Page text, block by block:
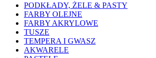
PODKŁADY, ŻELE & PASTY
FARBY OLEJNE
FARBY AKRYLOWE
TUSZE
TEMPERA I GWASZ
AKWARELE